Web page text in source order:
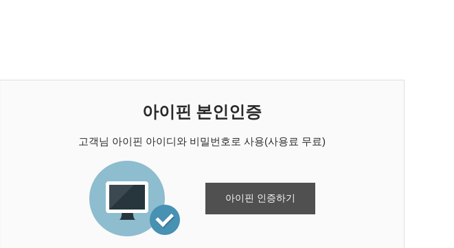
아이핀 본인인증
고객님 아이핀 아이디와 비밀번호로 사용(사용료 무료)
아이핀 인증하기